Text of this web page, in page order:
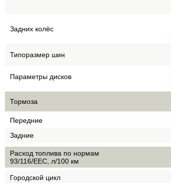
Задних колёс
Типоразмер шин
Параметры дисков
Тормоза
Передние
Задние
Расход топлива по нормам
93/116/EEC, л/100 км
Городской цикл